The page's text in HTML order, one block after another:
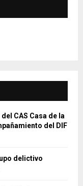
CAS Casa de la
del DIF
delictivo